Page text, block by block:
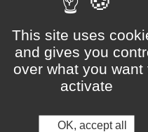
This site uses
and gives you
over what you want
activate
OK, accept all